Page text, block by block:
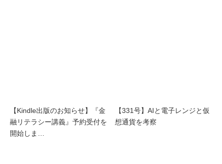
【Kindle出版のお知らせ】『金
融リテラシー講義』予約受付を
開始しま…
【331号】AIと電子レンジと仮
想通貨を考察